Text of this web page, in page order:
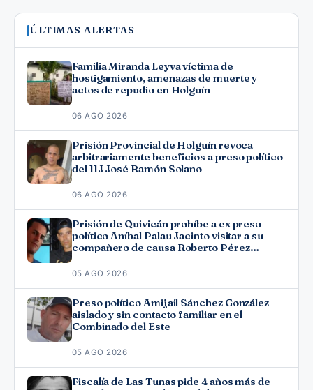
ÚLTIMAS ALERTAS
Familia Miranda Leyva víctima de
hostigamiento, amenazas de muerte y
actos de repudio en Holguín
06 AGO 2026
Prisión Provincial de Holguín revoca
arbitrariamente beneficios a preso político
del 11J José Ramón Solano
06 AGO 2026
Prisión de Quivicán prohíbe a ex preso
político Aníbal Palau Jacinto visitar a su
compañero de causa Roberto Pérez
05 AGO 2026
Preso político Amijail Sánchez González
aislado y sin contacto familiar en el
Combinado del Este
05 AGO 2026
Fiscalía de Las Tunas pide 4 años más de